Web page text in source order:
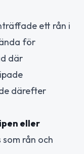
ett rån i
för
där
därefter
eller
rån och